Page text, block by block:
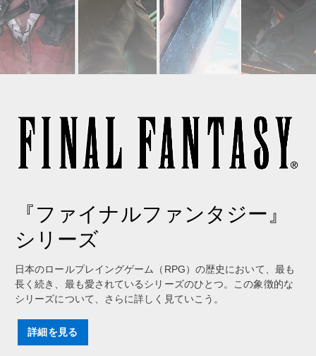
『ファイナルファンタジー』
シリーズ
日本のロールプレイングゲーム（RPG）の歴史において、最も
長く続き、最も愛されているシリーズのひとつ。この象徴的な
シリーズについて、さらに詳しく見ていこう。
詳細を見る